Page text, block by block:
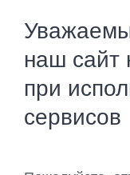
наш сайт
при
сервисов